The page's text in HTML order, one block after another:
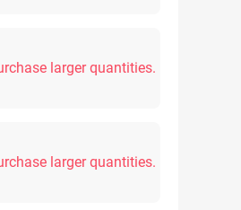
larger quantities.
larger quantities.